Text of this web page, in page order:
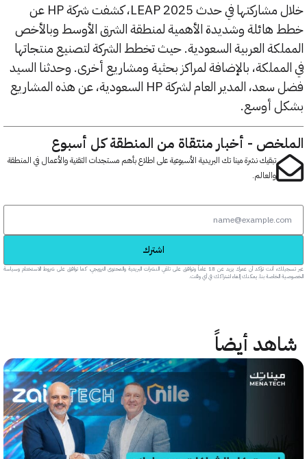
خلال مشاركتها في حدث LEAP 2025، كشفت شركة HP عن
وشديدة الأهمية لمنطقة الشرق الأوسط وبالأخص
العربية السعودية. حيث تخطط الشركة لتصنيع منتجاتها
بالإضافة لمراكز بحثية ومشاريع أخرى. وحدثنا السيد
فضل سعد، المدير العام لشركة HP السعودية، عن هذه المشاريع
أوسع.
- أخبار منتقاة من المنطقة كل أسبوع
تبقيك نشرة مينا تك البريدية الأسبوعية على اطلاع بأهم مستجدات التقنية والأعمال في المنطقة
والعالم.
عبر تسجيلك، أنت تؤكد أن عمرك يزيد عن 18 عاماً وتوافق على تلقي النشرات البريدية والمحتوى الترويجي، كما توافق على شروط الاستخدام وسياسة
بنا. يمكنك إلغاء اشتراكك في أي وقت.
أيضاً